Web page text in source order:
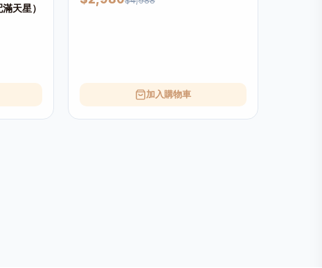
天星）
加入購物車